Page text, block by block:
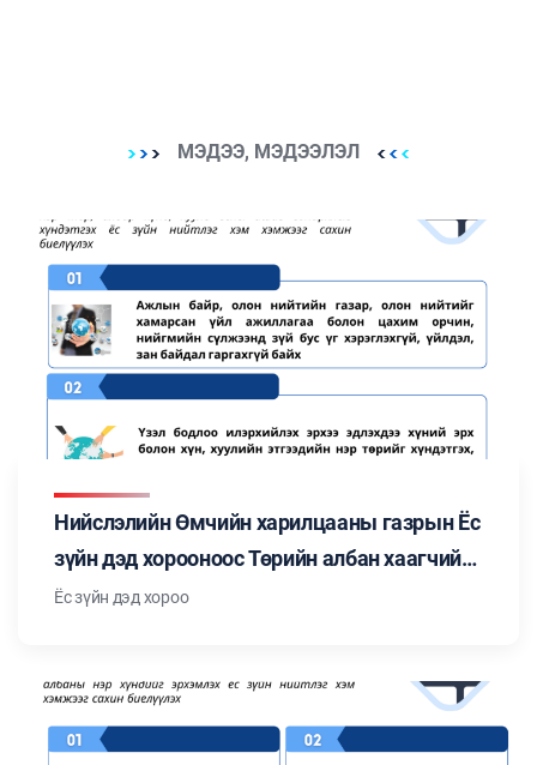
МЭДЭЭ, МЭДЭЭЛЭЛ
Нийслэлийн Өмчийн харилцааны газрын Ёс
зүйн дэд хорооноос Төрийн албан хаагчийн
ёс зүйн тухай хуульд заасан "Төрийн албан
байна. Цуврал №4
Ёс зүйн дэд хороо